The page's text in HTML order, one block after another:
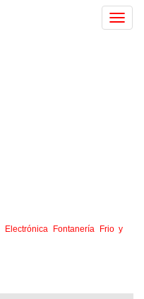
Electrónica Fontanería
Frio y